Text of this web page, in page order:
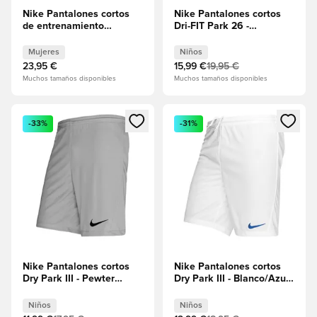
Nike Pantalones cortos
de entrenamiento
Negro/Blanco Mujeres
Mujeres
23,95 €
Muchos tamaños disponibles
Nike Pantalones cortos
Dri-FIT Park 26 -
Niños
15,99 €19,95 €
Muchos tamaños disponibles
Abre un modal para iniciar sesión o registrarse como
-33%
Nike Pantalones cortos
Dry Park III - Pewter
Niños
Abre un modal para iniciar
-31%
Nike Pantalones cortos
Dry Park III - Blanco/Azul
Niños